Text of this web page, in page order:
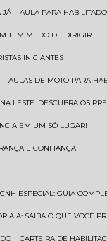
JÁ AULA PARA
TEM MEDO DE DIRIGIR
INICIANTES
AULAS DE MOTO PARA
LESTE: DESCUBRA OS
EM UM SÓ LUGAR!
E CONFIANÇA
ESPECIAL: GUIA
A: SAIBA O QUE VOCÊ
CARTEIRA DE